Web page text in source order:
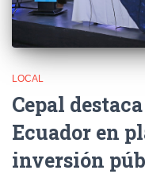
LOCAL
Cepal
Ecuador en
inversión